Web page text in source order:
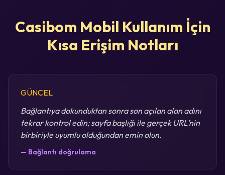
Casibom Mobil Kullanım İçin
Kısa Erişim Notları
GÜNCEL
Bağlantıya dokunduktan sonra son açılan alan adını
tekrar kontrol edin; sayfa başlığı ile gerçek URL’nin
birbiriyle uyumlu olduğundan emin olun.
— Bağlantı doğrulama